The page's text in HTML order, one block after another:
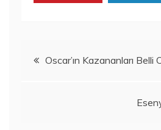
YazıOscar’ın Kazananları Belli